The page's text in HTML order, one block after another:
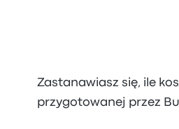
Zastanawiasz się, ile
przygotowanej przez